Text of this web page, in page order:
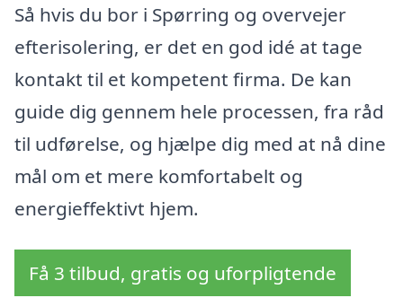
Så hvis du bor i Spørring og overvejer
efterisolering, er det en god idé at tage
kontakt til et kompetent firma. De kan
guide dig gennem hele processen, fra råd
til udførelse, og hjælpe dig med at nå dine
mål om et mere komfortabelt og
energieffektivt hjem.
Få 3 tilbud, gratis og uforpligtende